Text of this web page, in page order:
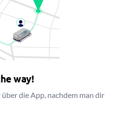
way!
über die App, nachdem man dir